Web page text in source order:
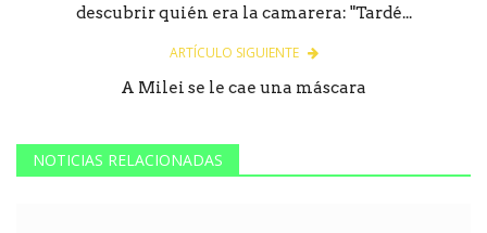
descubrir quién era la camarera: "Tardé...
ARTÍCULO SIGUIENTE
A Milei se le cae una máscara
NOTICIAS RELACIONADAS